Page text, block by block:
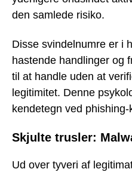
den samlede risiko.
Disse svindelnumre er i
hastende handlinger og
til at handle uden at
legitimitet. Denne
kendetegn ved phishing-
Skjulte trusler:
Ud over tyveri af